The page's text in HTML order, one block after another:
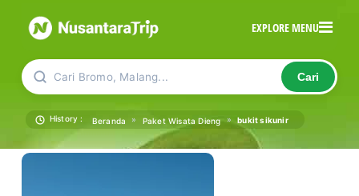
EXPLORE MENU
Cari Bromo, Malang... Cari
History : Beranda » Paket Wisata Dieng » bukit sikunir